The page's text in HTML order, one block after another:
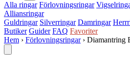
Alla ringar Förlovningsringar
Alliansringar
Guldringar Silverringar Damringar
Butiker Guider FAQ Favoriter
Hem › Förlovningsringar › Diamantring